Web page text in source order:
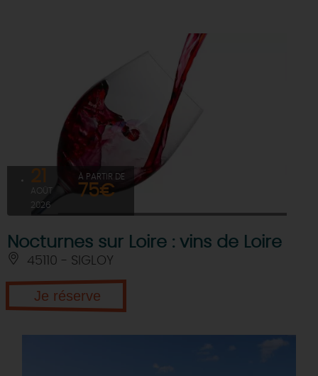
21
AOÛT
2026
À PARTIR DE
75€
Nocturnes sur Loire : vins de Loire
45110 - SIGLOY
Je réserve